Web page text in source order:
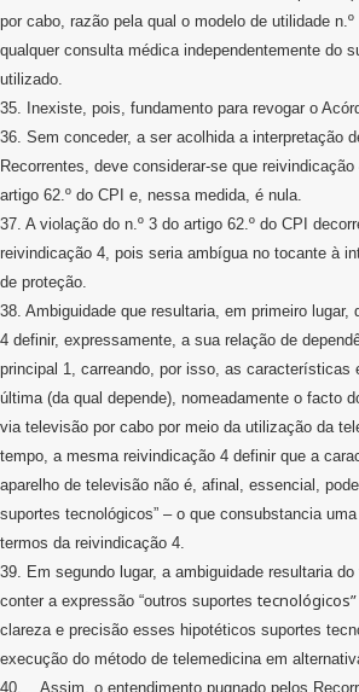
por cabo, razão pela qual o modelo de utilidade
qualquer consulta médica independentemente do
utilizado.
35. Inexiste, pois, fundamento para revogar o
36. Sem conceder, a ser acolhida a interpretação
Recorrentes, deve considerar-se que
artigo 62.º do CPI e, nessa medida, é nula.
37. A violação do n.º 3 do artigo 62.º do CPI
reivindicação 4, pois seria ambígua no tocante à
de proteção.
38. Ambiguidade que resultaria, em primeiro lugar,
4 definir, expressamente, a sua relação de
principal 1, carreando, por isso, as características
última (da qual depende), nomeadamente o facto
via televisão por cabo por meio da utilização da
tempo, a mesma reivindicação 4 definir que a
aparelho de televisão não é, afinal, essencial,
suportes tecnológicos” – o que consubstancia
termos da reivindicação 4.
39. Em segundo lugar, a ambiguidade resultaria
conter a expressão “outros suportes tecnológicos”
clareza e precisão esses hipotéticos suportes
execução do método de telemedicina em
40. Assim, o entendimento pugnado pelos